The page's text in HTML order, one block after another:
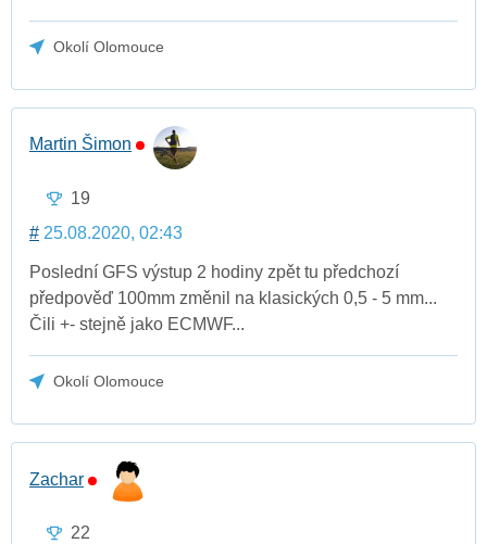
Okolí Olomouce
Martin Šimon
19
# 25.08.2020, 02:43
Poslední GFS výstup 2 hodiny zpět tu předchozí
předpověď 100mm změnil na klasických 0,5 - 5 mm...
Čili +- stejně jako ECMWF...
Okolí Olomouce
Zachar
22